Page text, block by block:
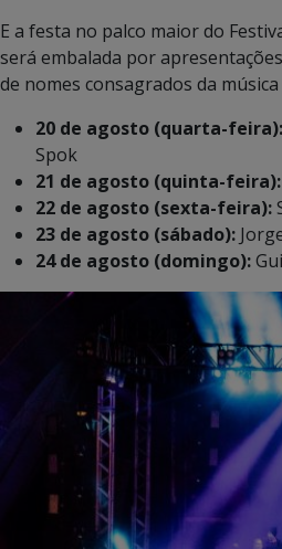
E a festa no palco maior do
será embalada por
de nomes consagrados da
20 de agosto (quarta-feira):
Spok
21 de agosto (quinta-feira):
22 de agosto (sexta-feira):
23 de agosto (sábado):
24 de agosto (domingo):